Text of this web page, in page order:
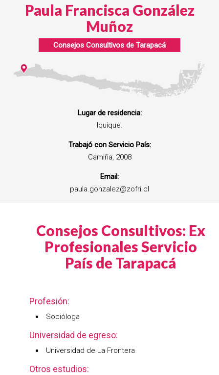
Paula Francisca González
Muñoz
Consejos Consultivos de Tarapacá
Lugar de residencia:
Iquique.
Trabajó con Servicio País:
Camiña, 2008
Email:
paula.gonzalez@zofri.cl
Consejos Consultivos: Ex
Profesionales Servicio
País de Tarapacá
Profesión:
Socióloga
Universidad de egreso:
Universidad de La Frontera
Otros estudios: